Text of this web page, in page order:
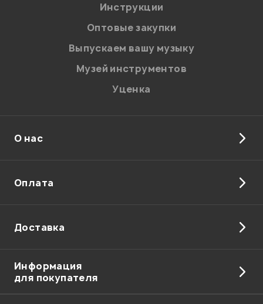
Инструкции
Оптовые закупки
Выпускаем вашу музыку
Музей инструментов
Уценка
О нас
Оплата
Доставка
Информация
для покупателя